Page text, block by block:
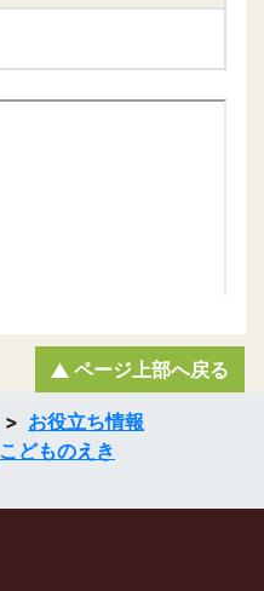
お役立ち情報
こどものえき
ページ上部へ戻る